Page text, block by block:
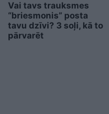
Vai tavs trauksmes
“briesmonis” posta
tavu dzīvi? 3 soļi, kā to
pārvarēt